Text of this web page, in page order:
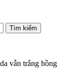
vẫn trắng hồng